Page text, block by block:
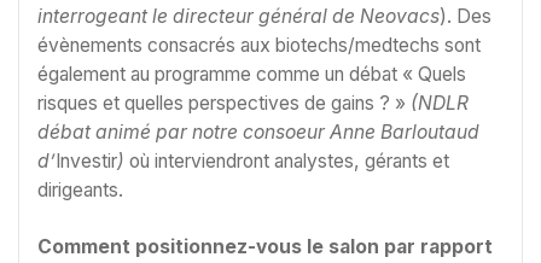
interrogeant le directeur général de Neovacs). Des
évènements consacrés aux biotechs/medtechs sont
également au programme comme un débat « Quels
risques et quelles perspectives de gains ? » (NDLR
débat animé par notre consoeur Anne Barloutaud
d’Investir) où interviendront analystes, gérants et
dirigeants.
Comment positionnez-vous le salon par rapport